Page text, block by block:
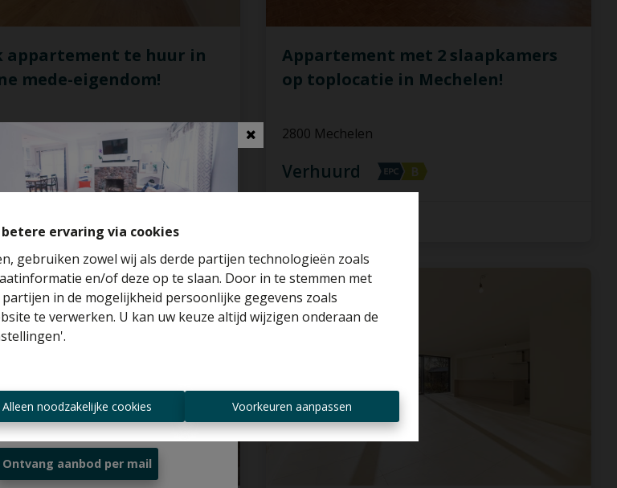
betere ervaring via cookies
gebruiken zowel wij als derde partijen technologieën zoals
en/of deze op te slaan. Door in te stemmen met
in de mogelijkheid persoonlijke gegevens zoals
te verwerken. U kan uw keuze altijd wijzigen onderaan de
Alleen noodzakelijke cookies Voorkeuren aanpassen
te huur in
mede-eigendom!
65 m²
Appartement met 2 slaapkamers
op toplocatie in Mechelen!
2800 Mechelen
Verhuurd
VERHUURD
naar de waarde van je huis?
eerste op de hoogte zijn van
nieuwe aanbiedingen?
Ontvang aanbod per mail